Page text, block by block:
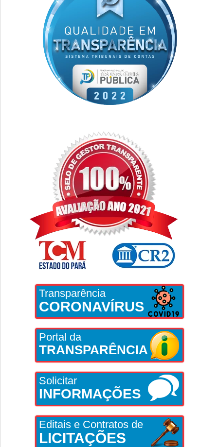
Transparência
CORONAVÍRUS
Portal da
TRANSPARÊNCIA
Solicitar
INFORMAÇÕES
Editais e Contratos de
LICITAÇÕES